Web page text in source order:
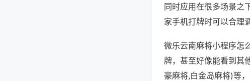
同时应用在很多场景之
家手机打牌时可以合理
微乐云南麻将小程序怎
牌，甚至好像能看到其
豪麻将,白金岛麻将)等